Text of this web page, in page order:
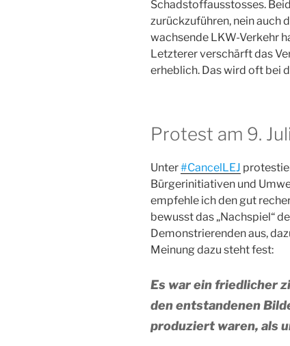
Schadstoffausstosses.
zurückzuführen, nein auch
wachsende LKW-Verkehr
Letzterer verschärft das
erheblich. Das wird oft bei
Protest am 9.
Unter#CancelLEJ
Bürgerinitiativen und
empfehle ich den gut
bewusst das „Nachspiel“
Demonstrierenden aus,
Meinung dazu steht fest:
Es war ein friedlicher
den entstandenen
produziert waren, als